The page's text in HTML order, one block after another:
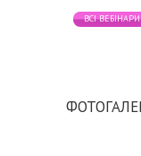
ВСІ ВЕБІНАРИ